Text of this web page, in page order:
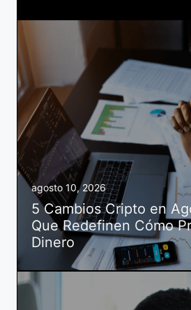
agosto 10, 2026
5 Cambios Cripto en
Que Redefinen Cómo
Dinero